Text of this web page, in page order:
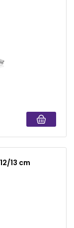
13 cm